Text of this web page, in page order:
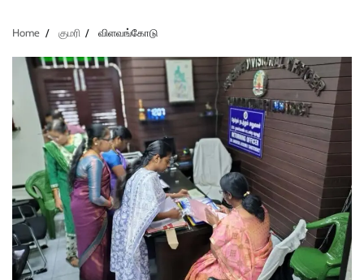
Home குமரி விளவங்கோடு